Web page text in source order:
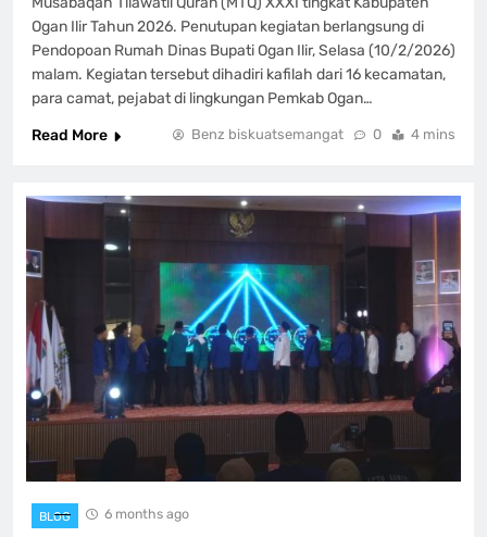
Ogan Ilir Tahun 2026. Penutupan kegiatan berlangsung di
Pendopoan Rumah Dinas Bupati Ogan Ilir, Selasa (10/2/2026)
malam. Kegiatan tersebut dihadiri kafilah dari 16 kecamatan,
para camat, pejabat di lingkungan Pemkab Ogan…
Read More
Benz biskuatsemangat 0 4 mins
BLOG 6 months ago